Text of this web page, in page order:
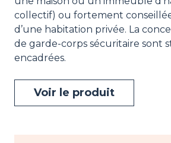
collectif) ou fortement
d’une habitation privée. La
de garde-corps sécuritaire sont
encadrées.
Voir le produit